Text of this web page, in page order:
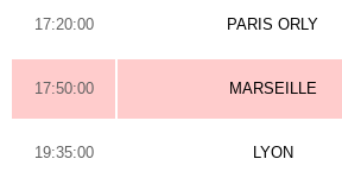
17:20:00 PARIS ORLY
17:50:00 MARSEILLE
19:35:00 LYON